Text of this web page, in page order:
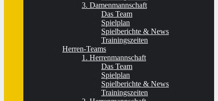
3. Damenmannschaft
Das Team
Spielplan
Spielberichte & News
Trainingszeiten
Herren-Teams
1. Herrenmannschaft
Das Team
Spielplan
Spielberichte & News
Trainingszeiten